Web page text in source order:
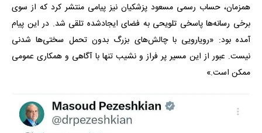
همزمان، حساب رسمی مسعود پزشکیان نیز پیامی منتشر کرد که از سوی
برخی رسانه‌ها پاسخی تلویحی به فضای ایجادشده تلقی شد. در این پیام
آمده بود: «رویارویی با چالش‌های بزرگ بدون تحمل سختی‌ها شدنی
نیست. عبور از این مسیر پر فراز و نشیب تنها با آگاهی و همکاری عمومی
ممکن است.»